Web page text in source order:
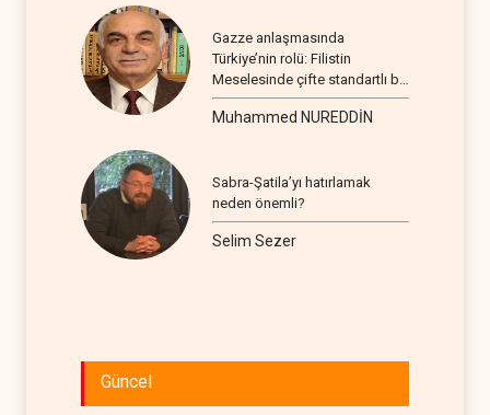
Gazze anlaşmasında
Türkiye’nin rolü: Filistin
Meselesinde çifte standartlı bir
seyir
Muhammed NUREDDİN
Sabra-Şatila’yı hatırlamak
neden önemli?
Selim Sezer
Güncel